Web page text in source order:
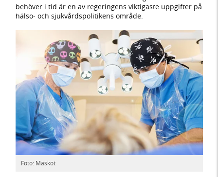
behöver i tid är en av regeringens viktigaste uppgifter på
hälso- och sjukvårdspolitikens område.
Foto: Maskot